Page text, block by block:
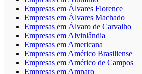
Empresas em Álvares Florence
Empresas em Álvares Machado
Empresas em Álvaro de Carvalho
Empresas em Alvinlândia
Empresas em Americana
Empresas em Américo Brasiliense
Empresas em Américo de Campos
Empresas em Amparo